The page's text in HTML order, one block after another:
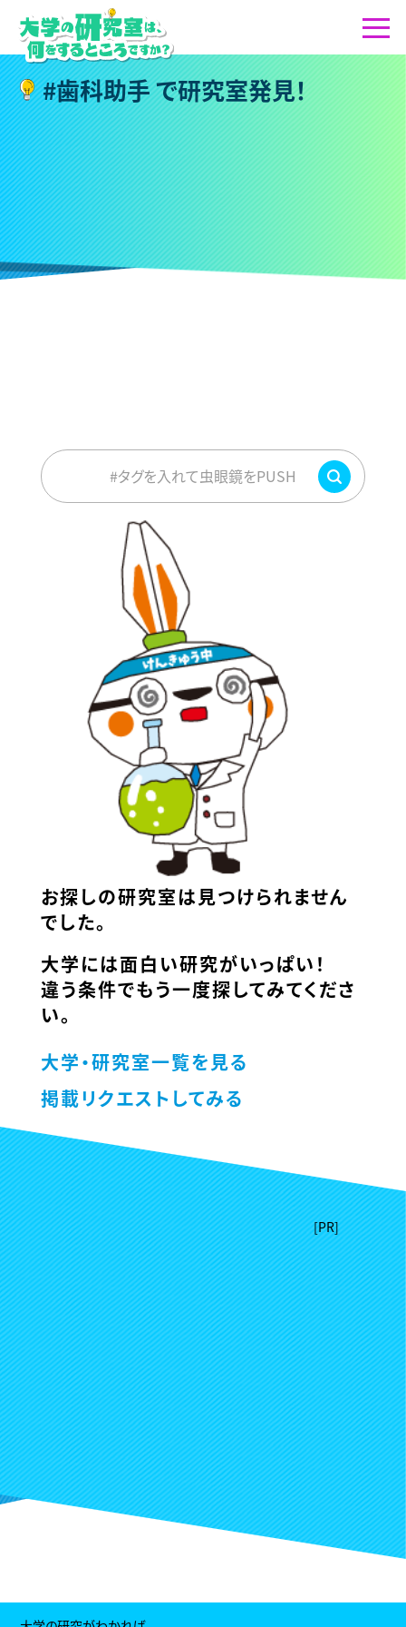
#歯科助手で研究室発見！
#タグを入れて虫眼鏡をPUSH
お探しの研究室は見つけられません
でした。
大学には面白い研究がいっぱい！
違う条件でもう一度探してみてくださ
い。
大学・研究室一覧を見る
掲載リクエストしてみる